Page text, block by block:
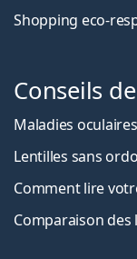
Shopping eco-
Conseils
Maladies oculaires
Lentilles sans
Comment lire
Comparaison